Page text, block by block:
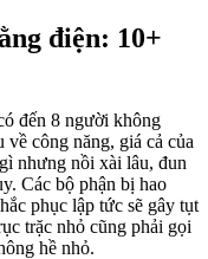
điện: 10+
đến 8 người không
công năng, giá cả của
nhưng nồi xài lâu, đun
Các bộ phận bị hao
phục lập tức sẽ gây tụt
trặc nhỏ cũng phải gọi
hề nhỏ.